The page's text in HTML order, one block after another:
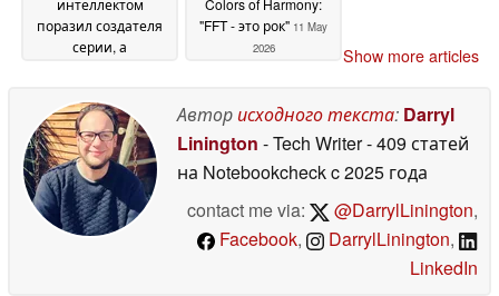
интеллектом
поразил создателя
серии, а
May 2026
Colors of Harmony:
"FFT - это рок" 11 May
2026
Show more articles
Авторисходного текста: Darryl
Linington - Tech Writer- 409 статей
на Notebookcheckc 2025 года
contact me via:
@DarrylLinington,
Facebook, DarrylLinington,
LinkedIn